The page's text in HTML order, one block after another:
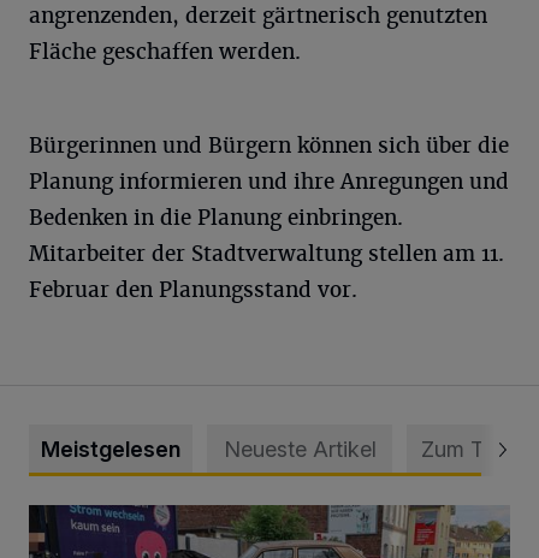
angrenzenden, derzeit gärtnerisch genutzten
Fläche geschaffen werden.
Bürgerinnen und Bürgern können sich über die
Planung informieren und ihre Anregungen und
Bedenken in die Planung einbringen.
Mitarbeiter der Stadtverwaltung stellen am 11.
Februar den Planungsstand vor.
Meistgelesen Neueste Artikel Zum Thema
Schwerer Unfall mit 2,48 Promille